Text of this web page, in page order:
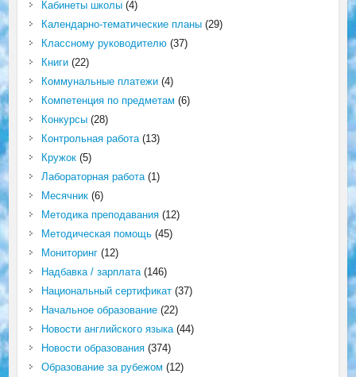
Кабинеты школы(4)
Календарно-тематические планы(29)
Классному руководителю(37)
Книги(22)
Коммунальные платежи(4)
Компетенция по предметам (6)
Конкурсы(28)
Контрольная работа(13)
Кружок(5)
Лабораторная работа(1)
Месячник(6)
Методика преподавания(12)
Методическая помощь(45)
Мониторинг(12)
Надбавка / зарплата(146)
Национальный сертификат(37)
Начальное образование(22)
Новости английского языка(44)
Новости образования(374)
Образование за рубежом (12)